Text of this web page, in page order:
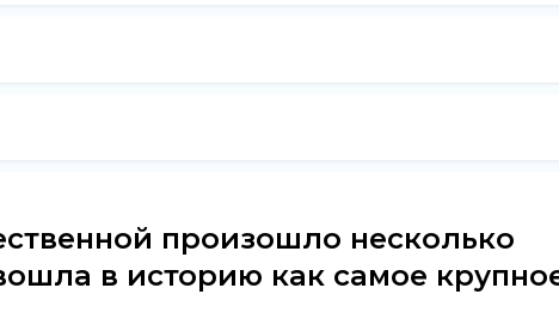
произошло несколько
в историю как самое